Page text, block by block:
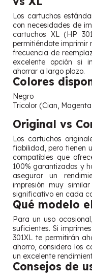
Los cartuchos
con necesidades de
cartuchos XL (HP
permitiéndote imprimir
frecuencia de
excelente opción si
ahorrar a largo plazo.
Colores
Negro
Tricolor (Cian,
Original vs
Los cartuchos
fiabilidad, pero tienen
compatibles que
100% garantizados y
asegurar un
impresión muy
significativo en cada
Qué modelo
Para un uso
suficientes. Si
301XL te permitirán
ahorro, considera los
un excelente
Consejos de